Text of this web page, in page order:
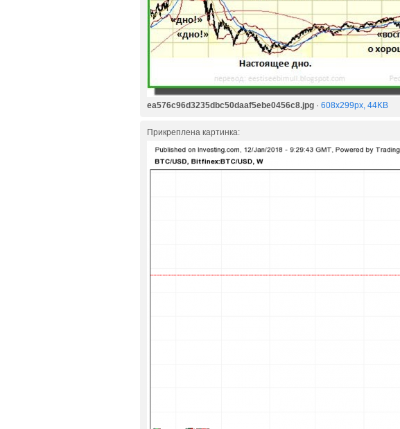
ea576c96d3235dbc50daaf5ebe0456c8.jpg · 608x299px, 44KB
Прикреплена картинка: